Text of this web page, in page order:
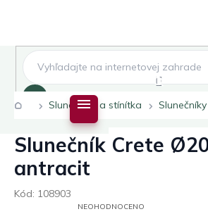
DomůSlunečníky a stínítka Slunečníky
Slunečník Crete
antracit
Kód: 108903
PRŮMĚRNÉNEOHODNOCENO